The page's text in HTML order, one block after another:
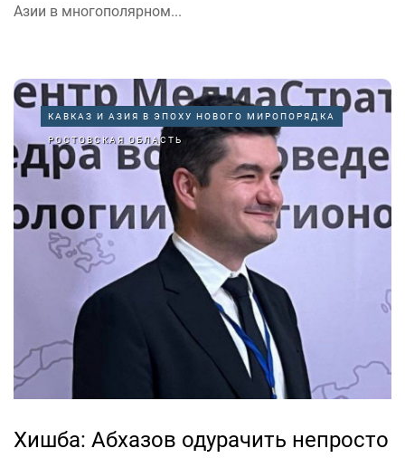
Азии в многополярном...
КАВКАЗ И АЗИЯ В ЭПОХУ НОВОГО МИРОПОРЯДКА
РОСТОВСКАЯ ОБЛАСТЬ
Хишба: Абхазов одурачить непросто